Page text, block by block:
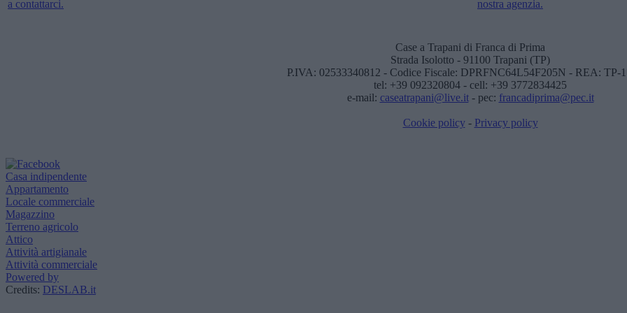
a contattarci.
nostra agenzia.
Case a Trapani di Franca di Prima
Strada Isolotto - 91100 Trapani (TP)
P.IVA: 02533340812 - Codice Fiscale: DPRFNC64L54F205N - REA: TP-
tel: +39 092320804 - cell: +39 3772834425
e-mail: caseatrapani@live.it- pec: francadiprima@pec.it
Cookie policy- Privacy policy
Casa indipendente
Appartamento
Locale commerciale
Magazzino
Terreno agricolo
Attico
Attività artigianale
Attività commerciale
Powered by
Credits: DESLAB.it